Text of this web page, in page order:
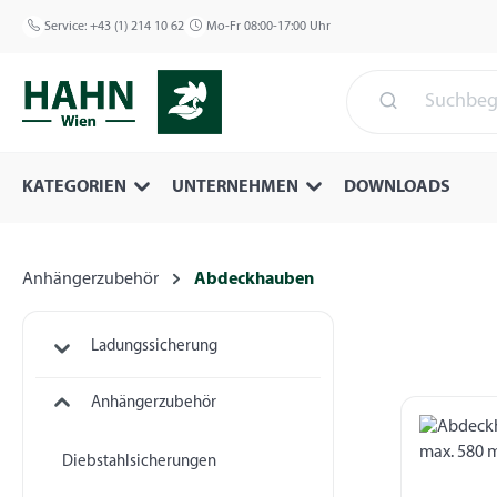
Hauptinhalt springen
Zur Suche springen
Zur Hauptnavigation springen
Service: +43 (1) 214 10 62 Mo-Fr 08:00-17:00 Uhr
KATEGORIEN UNTERNEHMEN DOWNLOADS
Anhängerzubehör Abdeckhauben
Ladungssicherung
Anhängerzubehör
Diebstahlsicherungen